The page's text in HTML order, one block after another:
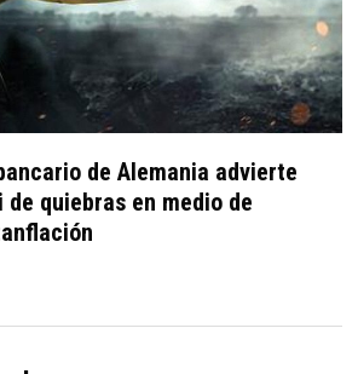
de Alemania advierte
quiebras en medio de